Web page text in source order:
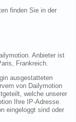
finden Sie in der
Anbieter ist
Frankreich.
ausgestatteten
von Dailymotion
welche unserer
Ihre IP-Adresse.
eingeloggt sind oder